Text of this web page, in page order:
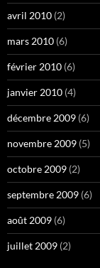
avril 2010 (2)
mars 2010 (6)
février 2010 (6)
janvier 2010 (4)
décembre 2009 (6)
novembre 2009 (5)
octobre 2009 (2)
septembre 2009 (6)
août 2009 (6)
juillet 2009 (2)